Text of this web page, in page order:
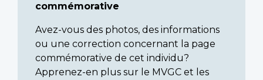
commémorative
Avez-vous des photos, des informations
ou une correction concernant la page
commémorative de cet individu?
Apprenez-en plus sur le MVGC et les